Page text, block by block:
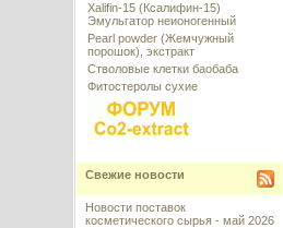
Xalifin-15 (Ксалифин-15)
Эмульгатор неионогенный
Pearl powder (Жемчужный
порошок), экстракт
Стволовые клетки баобаба
Фитостеролы сухие
Свежие новости
Новости поставок
косметического сырья - май 2026